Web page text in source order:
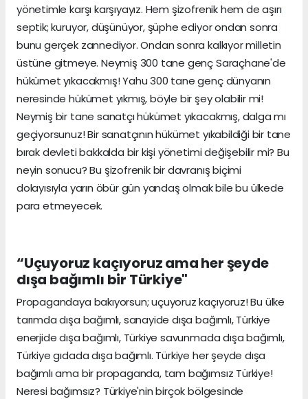
yönetimle karşı karşıyayız. Hem şizofrenik hem de aşırı
septik; kuruyor, düşünüyor, şüphe ediyor ondan sonra
bunu gerçek zannediyor. Ondan sonra kalkıyor milletin
üstüne gitmeye. Neymiş 300 tane genç Saraçhane'de
hükümet yıkacakmış! Yahu 300 tane genç dünyanın
neresinde hükümet yıkmış, böyle bir şey olabilir mi!
Neymiş bir tane sanatçı hükümet yıkacakmış, dalga mı
geçiyorsunuz! Bir sanatçının hükümet yıkabildiği bir tane
bırak devleti bakkalda bir kişi yönetimi değişebilir mi? Bu
neyin sonucu? Bu şizofrenik bir davranış biçimi
dolayısıyla yarın öbür gün yandaş olmak bile bu ülkede
para etmeyecek.
“Uçuyoruz kaçıyoruz ama her şeyde
dışa bağımlı bir Türkiye"
Propagandaya bakıyorsun; uçuyoruz kaçıyoruz! Bu ülke
tarımda dışa bağımlı, sanayide dışa bağımlı, Türkiye
enerjide dışa bağımlı, Türkiye savunmada dışa bağımlı,
Türkiye gıdada dışa bağımlı. Türkiye her şeyde dışa
bağımlı ama bir propaganda, tam bağımsız Türkiye!
Neresi bağımsız? Türkiye'nin birçok bölgesinde